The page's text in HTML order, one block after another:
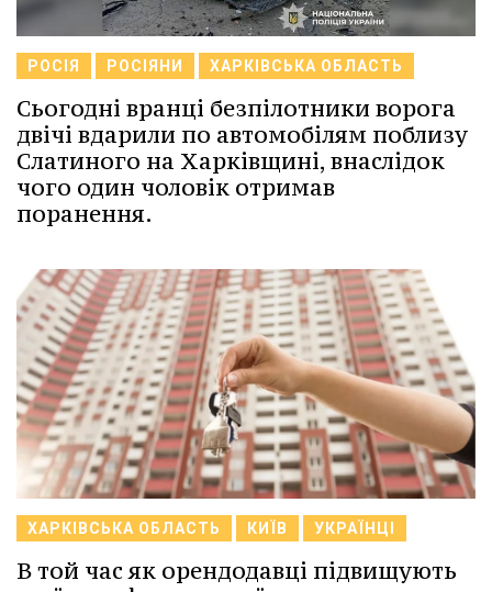
РОСІЯ РОСІЯНИ ХАРКІВСЬКА ОБЛАСТЬ
Сьогодні вранці безпілотники ворога
двічі вдарили по автомобілям поблизу
Слатиного на Харківщині, внаслідок
чого один чоловік отримав
поранення.
ХАРКІВСЬКА ОБЛАСТЬ КИЇВ УКРАЇНЦІ
В той час як орендодавці підвищують